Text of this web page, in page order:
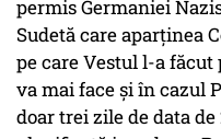
permis Germaniei
Sudetă care aparținea
pe care Vestul l-a
va mai face și în cazul
doar trei zile de data de